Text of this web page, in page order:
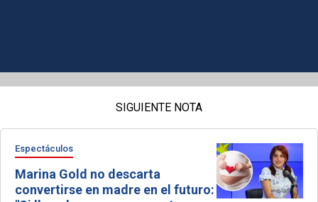
SIGUIENTE NOTA
Espectáculos
Marina Gold no descarta
convertirse en madre en el futuro: